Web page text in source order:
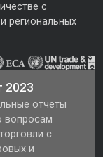
с
региональных
2023
отчеты
вопросам
с
и